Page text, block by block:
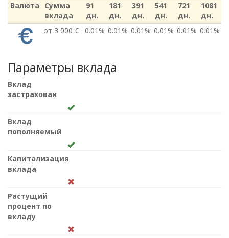
Валюта
Сумма
вклада
91
дн.
181
дн.
391
дн.
541
дн.
721
дн.
1081
дн.
от 3 000 €
0.01% 0.01% 0.01% 0.01% 0.01% 0.01%
Параметры вклада
Вклад
застрахован
Вклад
пополняемый
Капитализация
вклада
Растущий
процент по
вкладу